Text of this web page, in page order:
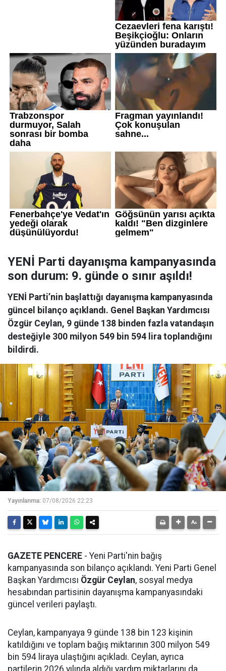
YENİ Parti dayanışma kampanyasında
son durum: 9. günde o sınır aşıldı!
YENİ Parti’nin başlattığı dayanışma kampanyasında
güncel bilanço açıklandı. Genel Başkan Yardımcısı
Özgür Ceylan, 9 günde 138 binden fazla vatandaşın
desteğiyle 300 milyon 549 bin 594 lira toplandığını
bildirdi.
Yayınlanma: 07/08/2026 22:23
GAZETE PENCERE - Yeni Parti'nin bağış
kampanyasında son bilanço açıklandı. Yeni Parti Genel
Başkan Yardımcısı Özgür Ceylan, sosyal medya
hesabından partisinin dayanışma kampanyasındaki
güncel verileri paylaştı.
Ceylan, kampanyaya 9 günde 138 bin 123 kişinin
katıldığını ve toplam bağış miktarının 300 milyon 549
bin 594 liraya ulaştığını açıkladı. Ceylan, ayrıca
partilerin 2026 yılında aldığı yardım miktarlarını da